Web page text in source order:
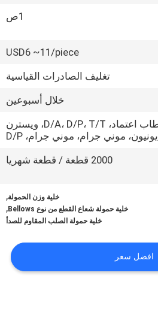
1ص
USD6 ~11/piece
تغليف الصادرات القياسية
خلال أسبوعين
خطاب اعتماد، D/A، D/P، T/T، ويسترن
يونيون، موني جرام، موني جرام، D/P
2000 قطعة / قطعة شهريا
خلية وزن الحمولة,
خلية حمولة شعاع القطع من نوع Bellows ,
خلية حمولة الصلب المقاوم للصدأ
افضل سعر